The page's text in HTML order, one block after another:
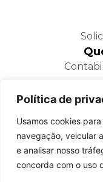
Política de
Usamos cookies
navegação, veicular
e analisar nosso
concorda com o uso
Contabilidade